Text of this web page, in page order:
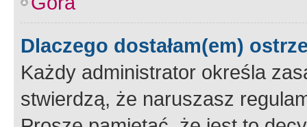
Dlaczego dostałam(em)
Każdy administrator określa
stwierdzą, że naruszasz